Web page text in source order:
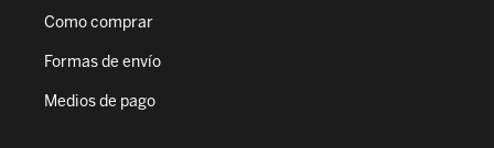
Como comprar
Formas de envío
Medios de pago